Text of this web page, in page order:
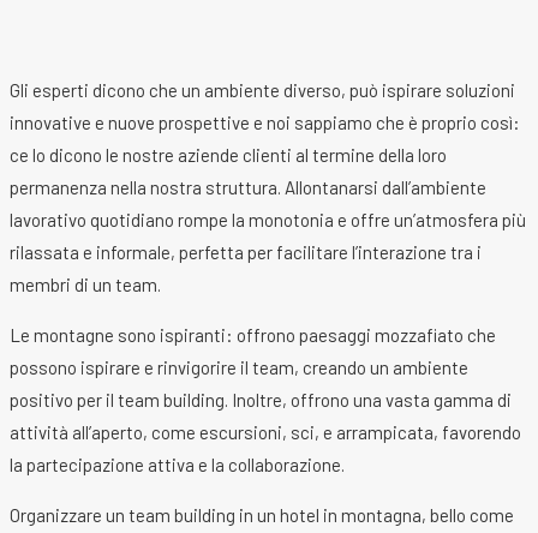
Gli esperti dicono che un ambiente diverso, può ispirare soluzioni
innovative e nuove prospettive e noi sappiamo che è proprio così:
ce lo dicono le nostre aziende clienti al termine della loro
permanenza nella nostra struttura. Allontanarsi dall’ambiente
lavorativo quotidiano rompe la monotonia e offre un’atmosfera più
rilassata e informale, perfetta per facilitare l’interazione tra i
membri di un team.
Le montagne sono ispiranti: offrono paesaggi mozzafiato che
possono ispirare e rinvigorire il team, creando un ambiente
positivo per il team building. Inoltre, offrono una vasta gamma di
attività all’aperto, come escursioni, sci, e arrampicata, favorendo
la partecipazione attiva e la collaborazione.
Organizzare un team building in un hotel in montagna, bello come